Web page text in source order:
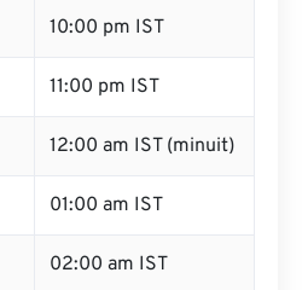
10:00 pm IST
11:00 pm IST
12:00 am IST (minuit)
01:00 am IST
02:00 am IST